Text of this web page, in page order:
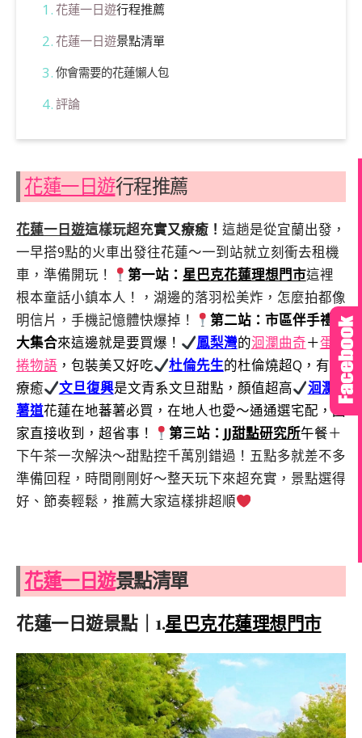
花蓮一日遊行程推薦
花蓮一日遊景點清單
你會需要的花蓮懶人包
評論
花蓮一日遊行程推薦
花蓮一日遊這樣玩超充實又療癒！ 這趟是從宜蘭出發，
一早搭9點的火車出發往花蓮～一到站就立刻衝去租機
車，準備開玩！
第一站： 星巴克花蓮理想門市這裡
根本童話小鎮本人！，湖邊的落羽松美炸，怎麼拍都像
明信片，手機記憶體快爆掉！
第二站：市區伴手禮
大集合來這邊就是要買爆！ 鳳梨灣的洄瀾曲奇＋蛋
捲物語 ，包裝美又好吃 杜倫先生的杜倫燒超Q，有夠
療癒
文旦復興是文青系文旦甜點，顏值超高
洄瀾
薯道花蓮在地蕃薯必買，在地人也愛～通通選宅配，回
家直接收到，超省事！
第三站： JJ甜點研究所午餐＋
下午茶一次解決～甜點控千萬別錯過！五點多就差不多
準備回程，時間剛剛好～整天玩下來超充實，景點選得
好、節奏輕鬆，推薦大家這樣排超順
花蓮一日遊景點清單
花蓮一日遊景點｜1.星巴克花蓮理想門市